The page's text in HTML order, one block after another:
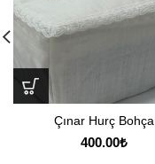
Çınar Hurç Bohça
400.00₺